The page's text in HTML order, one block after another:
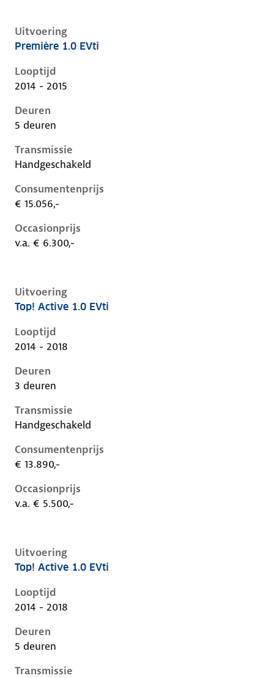
Uitvoering
Peugeot 108 i, 1.0 evti, 50 kW, Benzine, 5 deuren
Première 1.0 EVti
Looptijd
2014 - 2015
Deuren
5 deuren
Transmissie
Handgeschakeld
Consumentenprijs
€ 15.056,-
Occasionprijs
v.a. € 6.300,-
Uitvoering
Peugeot 108 i, 1.0 evti, 50 kW, Benzine, 3 deuren
Top! Active 1.0 EVti
Looptijd
2014 - 2018
Deuren
3 deuren
Transmissie
Handgeschakeld
Consumentenprijs
€ 13.890,-
Occasionprijs
v.a. € 5.500,-
Uitvoering
Peugeot 108 i, 1.0 evti, 50 kW, Benzine, 5 deuren
Top! Active 1.0 EVti
Looptijd
2014 - 2018
Deuren
5 deuren
Transmissie